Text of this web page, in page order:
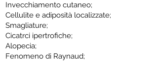
Invecchiamento cutaneo;
Cellulite e adiposità localizzate;
Smagliature;
Cicatrci ipertrofiche;
Alopecia;
Fenomeno di Raynaud;